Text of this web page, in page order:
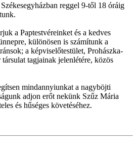
reggel 9-től 18 óráig
a Paptestvéreinket és a kedves
különösen is számítunk a
a képviselőtestület, Prohászka-
társulat tagjainak jelenlétére, közös
mindannyiunkat a nagyböjti
adjon erőt nekünk Szűz Mária
és hűséges követéséhez.